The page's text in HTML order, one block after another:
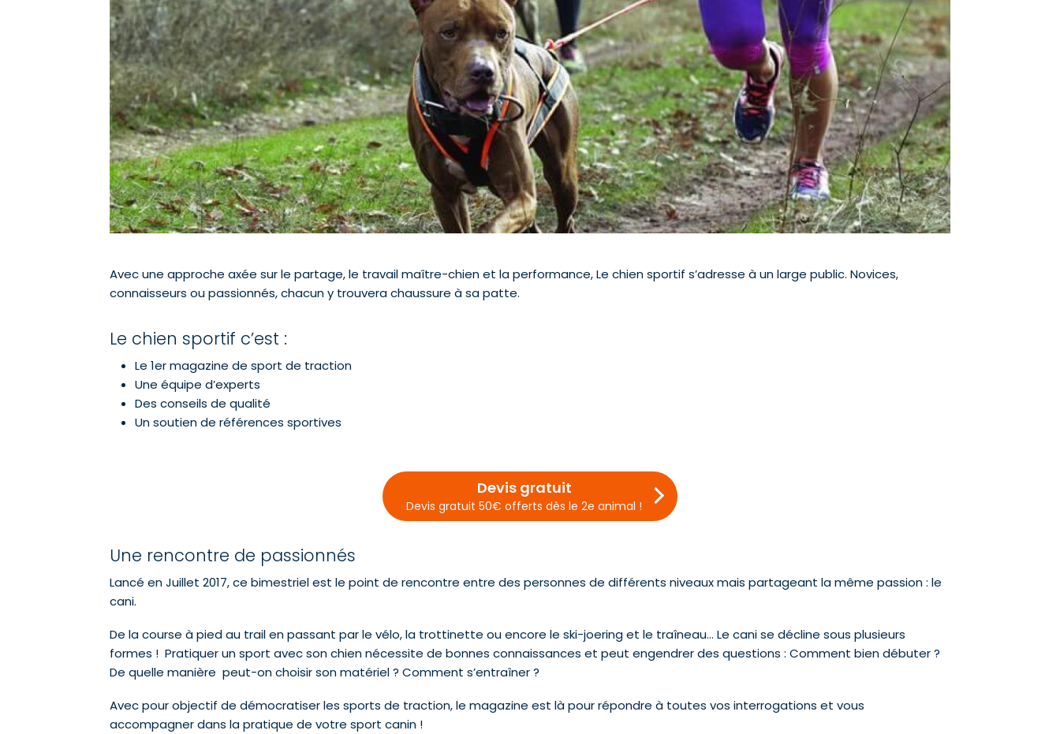
Avec une approche axée sur le partage, le travail maître-chien et la performance, Le chien sportif s’adresse à un large public. Novices,
connaisseurs ou passionnés, chacun y trouvera chaussure à sa patte.
Le chien sportif c’est :
Le 1er magazine de sport de traction
Une équipe d’experts
Des conseils de qualité
Un soutien de références sportives
Devis gratuit
Devis gratuit 50€ offerts dès le 2e animal !
Une rencontre de passionnés
Lancé en Juillet 2017, ce bimestriel est le point de rencontre entre des personnes de différents niveaux mais partageant la même passion : le
cani.
De la course à pied au trail en passant par le vélo, la trottinette ou encore le ski-joering et le traîneau... Le cani se décline sous plusieurs
formes ! Pratiquer un sport avec son chien nécessite de bonnes connaissances et peut engendrer des questions : Comment bien débuter ?
De quelle manière peut-on choisir son matériel ? Comment s’entraîner ?
Avec pour objectif de démocratiser les sports de traction, le magazine est là pour répondre à toutes vos interrogations et vous
accompagner dans la pratique de votre sport canin !